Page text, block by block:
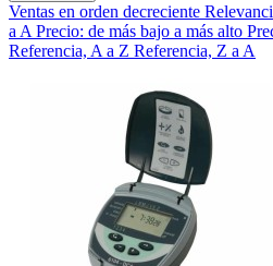
Ventas en orden decreciente
a A Precio: de más bajo a más alto
Referencia, A a Z Referencia, Z a A